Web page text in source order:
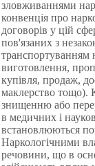
зловживаннями
конвенція про
договорів у цій
пов'язаних з
транспортуванням
виготовлення,
купівля, продаж,
маклерство тощо).
знищенню або
в медичних і
встановлюються
Наркологічними
речовини, що в